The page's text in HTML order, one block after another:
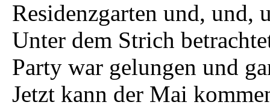
Residenzgarten und, und,
Unter dem Strich
Party war gelungen und
Jetzt kann der Mai